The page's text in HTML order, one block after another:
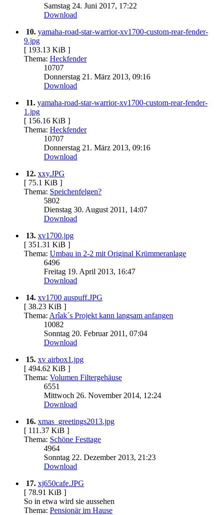
Samstag 24. Juni 2017, 17:22
Download
10. yamaha-road-star-warrior-xv1700-custom-rear-fender-
9.jpg
[ 193.13 KiB ]
Thema: Heckfender
10707
Donnerstag 21. März 2013, 09:16
Download
11. yamaha-road-star-warrior-xv1700-custom-rear-fender-
1.jpg
[ 156.16 KiB ]
Thema: Heckfender
10707
Donnerstag 21. März 2013, 09:16
Download
12. xxy.JPG
[ 75.1 KiB ]
Thema: Speichenfelgen?
5802
Dienstag 30. August 2011, 14:07
Download
13. xv1700.jpg
[ 351.31 KiB ]
Thema: Umbau in 2-2 mit Original Krümmeranlage
6496
Freitag 19. April 2013, 16:47
Download
14. xv1700 auspuff.JPG
[ 38.23 KiB ]
Thema: Arîak´s Projekt kann langsam anfangen
10082
Sonntag 20. Februar 2011, 07:04
Download
15. xv airbox1.jpg
[ 494.62 KiB ]
Thema: Volumen Filtergehäuse
6551
Mittwoch 26. November 2014, 12:24
Download
16. xmas_greetings2013.jpg
[ 111.37 KiB ]
Thema: Schöne Festtage
4964
Sonntag 22. Dezember 2013, 21:23
Download
17. xj650cafe.JPG
[ 78.91 KiB ]
So in etwa wird sie aussehen
Thema: Pensionär im Hause